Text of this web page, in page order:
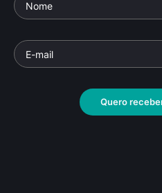
Quero